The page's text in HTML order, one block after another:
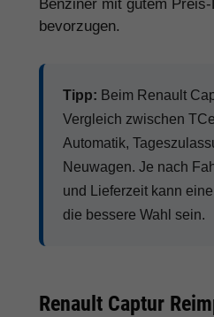
Benziner mit gutem
bevorzugen.
Tipp: Beim Renault
Vergleich zwischen
Automatik,
Neuwagen. Je nach
und Lieferzeit kann
die bessere Wahl sein.
Renault Captur